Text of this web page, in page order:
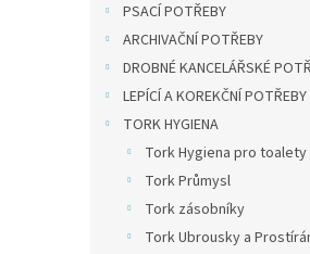
PSACÍ POTŘEBY
ARCHIVAČNÍ POTŘEBY
DROBNÉ KANCELÁŘSKÉ
LEPÍCÍ A KOREKČNÍ POTŘEBY
TORK HYGIENA
Tork Hygiena pro toalety
Tork Průmysl
Tork zásobníky
Tork Ubrousky a